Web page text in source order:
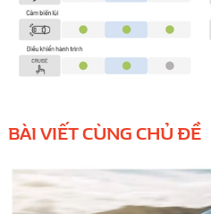
BÀI VIẾT CÙNG CHỦ ĐỀ